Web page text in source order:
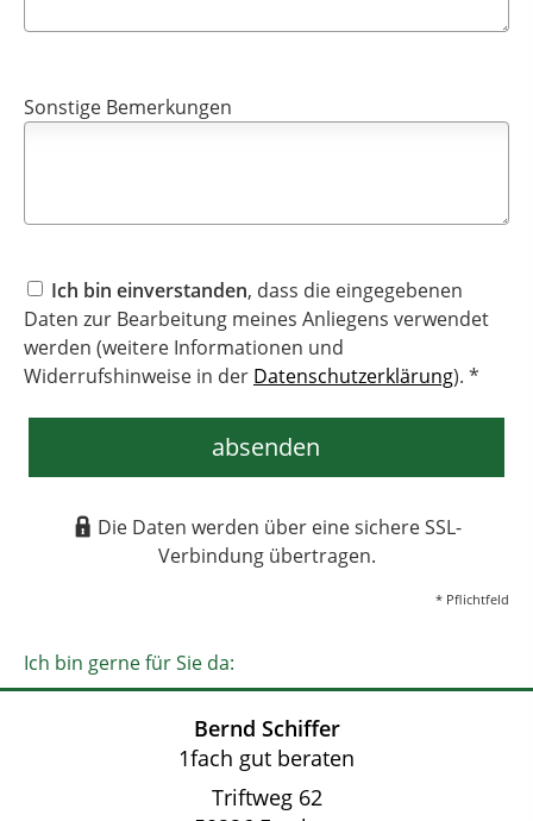
Sonstige Bemerkungen
Ich bin einverstanden, dass die eingegebenen
Daten zur Bearbeitung meines Anliegens verwendet
werden (weitere Informationen und
Widerrufshinweise in der Datenschutzerklärung). *
absenden
Die Daten werden über eine sichere SSL-
Verbindung übertragen.
* Pflichtfeld
Ich bin gerne für Sie da:
Bernd Schiffer
1fach gut beraten
Triftweg 62